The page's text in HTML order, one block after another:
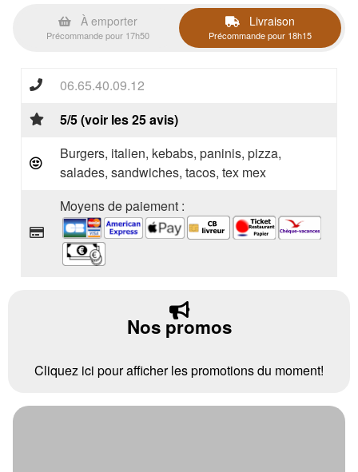
À emporter
Précommande pour 17h50
Livraison
Précommande pour 18h15
06.65.40.09.12
5/5 (voir les 25 avis)
Burgers, italien, kebabs, paninis, pizza,
salades, sandwiches, tacos, tex mex
Moyens de paiement :
Nos promos
Cliquez ici pour afficher les promotions du moment!